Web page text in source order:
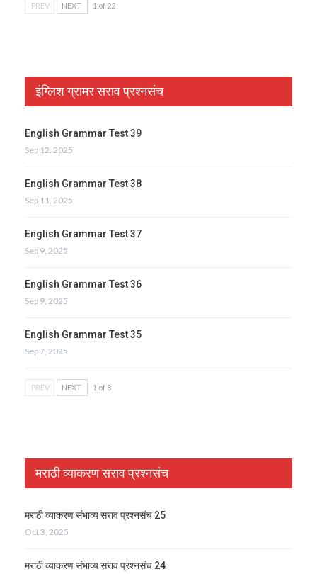
PREV NEXT 1 of 22
इंग्लिश ग्रामर सराव प्रश्नसंच
English Grammar Test 39
Sep 12, 2025
English Grammar Test 38
Sep 11, 2025
English Grammar Test 37
Sep 9, 2025
English Grammar Test 36
Sep 9, 2025
English Grammar Test 35
Sep 7, 2025
PREV NEXT 1 of 8
मराठी व्याकरण सराव प्रश्नसंच
मराठी व्याकरण संभाव्य सराव प्रश्नसंच 25
Oct 3, 2025
मराठी व्याकरण संभाव्य सराव प्रश्नसंच 24